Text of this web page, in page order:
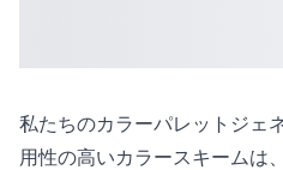
私たちのカラーパレットジェ
用性の高いカラースキームは